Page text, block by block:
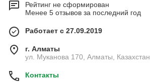
Рейтинг не сформирован
Менее 5 отзывов за последний год
Работает с 27.09.2019
г. Алматы
ул. Муканова 170, Алматы, Казахстан
Контакты